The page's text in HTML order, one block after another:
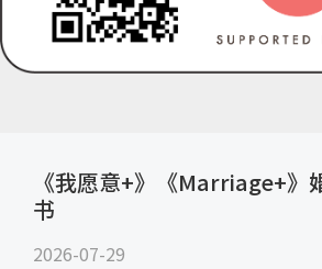
《我愿意+》《Marriage+》
书
2026-07-29